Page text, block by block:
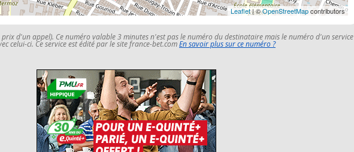
Leaflet| ©OpenStreetMapcontributors
d'un appel). Ce numéro valable 3 minutes n'est pas le numéro du destinataire mais le numéro d'un service
celui-ci. Ce service est édité par le site france-bet.comEn savoir plus sur ce numéro ?